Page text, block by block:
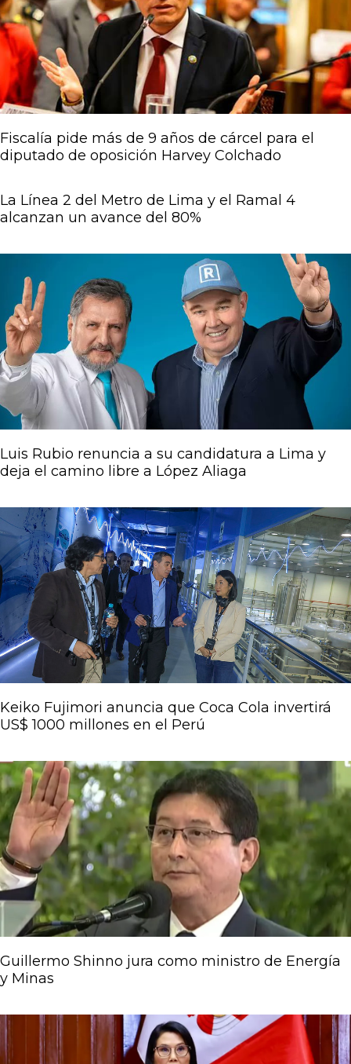
Fiscalía pide más de 9 años de cárcel para el
diputado de oposición Harvey Colchado
La Línea 2 del Metro de Lima y el Ramal 4
alcanzan un avance del 80%
Luis Rubio renuncia a su candidatura a Lima y
deja el camino libre a López Aliaga
Keiko Fujimori anuncia que Coca Cola invertirá
US$ 1000 millones en el Perú
Guillermo Shinno jura como ministro de Energía
y Minas